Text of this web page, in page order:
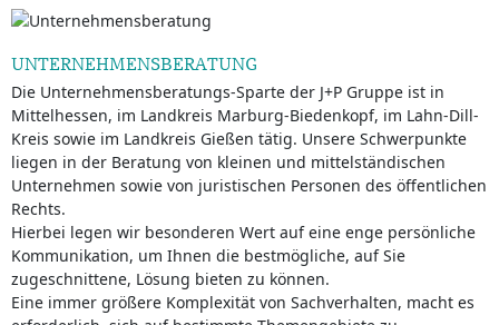
UNTERNEHMENSBERATUNG
Die Unternehmensberatungs-Sparte der J+P Gruppe ist in
Mittelhessen, im Landkreis Marburg-Biedenkopf, im Lahn-Dill-
Kreis sowie im Landkreis Gießen tätig. Unsere Schwerpunkte
liegen in der Beratung von kleinen und mittelständischen
Unternehmen sowie von juristischen Personen des öffentlichen
Rechts.
Hierbei legen wir besonderen Wert auf eine enge persönliche
Kommunikation, um Ihnen die bestmögliche, auf Sie
zugeschnittene, Lösung bieten zu können.
Eine immer größere Komplexität von Sachverhalten, macht es